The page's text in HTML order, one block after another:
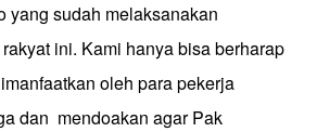
yang sudah melaksanakan
ini. Kami hanya bisa berharap
oleh para pekerja
dan mendoakan agar Pak